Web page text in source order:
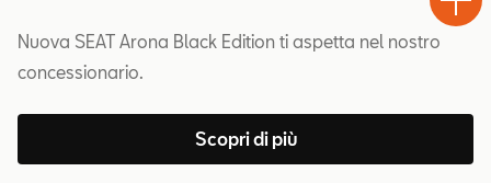
Nuova SEAT Arona Black Edition ti aspetta nel nostro
concessionario.
Scopri di più